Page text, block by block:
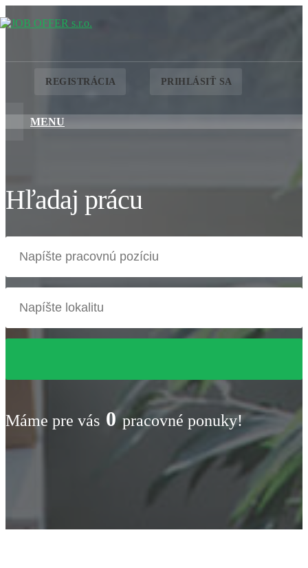
REGISTRÁCIA PRIHLÁSIŤ SA
MENU
Hľadaj prácu
Máme pre vás 0pracovné ponuky!